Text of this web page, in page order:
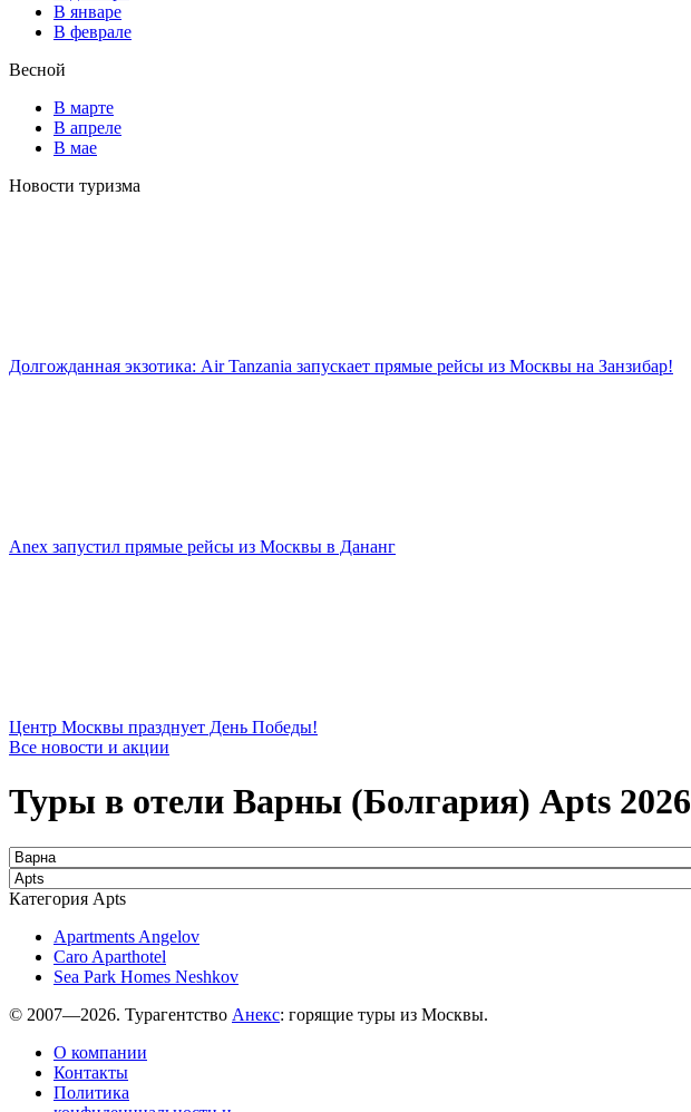
В январе
В феврале
Весной
В марте
В апреле
В мае
Новости туризма
Долгожданная экзотика: Air Tanzania запускает прямые рейсы из Москвы на Занзибар!
Anex запустил прямые рейсы из Москвы в Дананг
Центр Москвы празднует День Победы!
Все новости и акции
Туры в отели Варны (Болгария) Apts 2026
Категория Apts
Apartments Angelov
Caro Aparthotel
Sea Park Homes Neshkov
© 2007—2026. Турагентство Анекс: горящие туры из Москвы.
О компании
Контакты
Политика